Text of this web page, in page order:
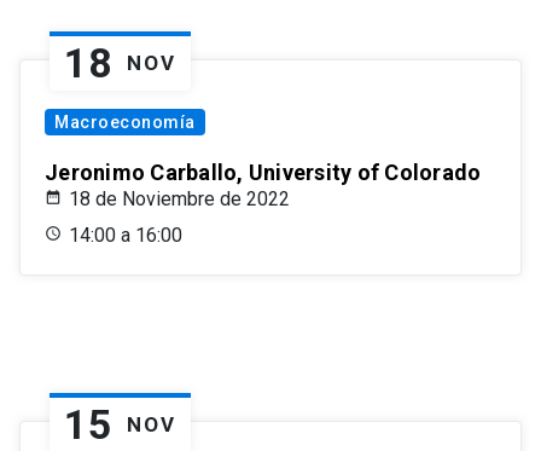
18 NOV
Macroeconomía
Jeronimo Carballo, University of Colorado
18 de Noviembre de 2022
14:00 a 16:00
15 NOV